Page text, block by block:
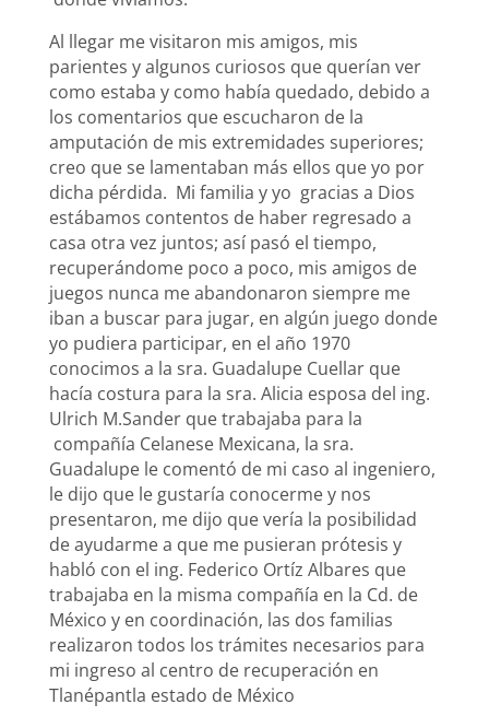
Al llegar me visitaron mis amigos, mis
parientes y algunos curiosos que querían ver
como estaba y como había quedado, debido a
los comentarios que escucharon de la
amputación de mis extremidades superiores;
creo que se lamentaban más ellos que yo por
dicha pérdida. Mi familia y yo gracias a Dios
estábamos contentos de haber regresado a
casa otra vez juntos; así pasó el tiempo,
recuperándome poco a poco, mis amigos de
juegos nunca me abandonaron siempre me
iban a buscar para jugar, en algún juego donde
yo pudiera participar, en el año 1970
conocimos a la sra. Guadalupe Cuellar que
hacía costura para la sra. Alicia esposa del ing.
Ulrich M.Sander que trabajaba para la
compañía Celanese Mexicana, la sra.
Guadalupe le comentó de mi caso al ingeniero,
le dijo que le gustaría conocerme y nos
presentaron, me dijo que vería la posibilidad
de ayudarme a que me pusieran prótesis y
habló con el ing. Federico Ortíz Albares que
trabajaba en la misma compañía en la Cd. de
México y en coordinación, las dos familias
realizaron todos los trámites necesarios para
mi ingreso al centro de recuperación en
Tlanépantla estado de México